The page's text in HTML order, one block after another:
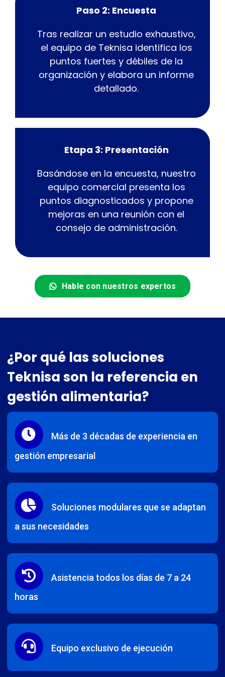
Paso 2: Encuesta
Tras realizar un estudio exhaustivo,
el equipo de Teknisa identifica los
puntos fuertes y débiles de la
organización y elabora un informe
detallado.
Etapa 3: Presentación
Basándose en la encuesta, nuestro
equipo comercial presenta los
puntos diagnosticados y propone
mejoras en una reunión con el
consejo de administración.
Hable con nuestros expertos
¿Por qué las soluciones
Teknisa son la referencia en
gestión alimentaria?
Más de 3 décadas de experiencia en
gestión empresarial
Soluciones modulares que se adaptan
a sus necesidades
Asistencia todos los días de 7 a 24
horas
Equipo exclusivo de ejecución